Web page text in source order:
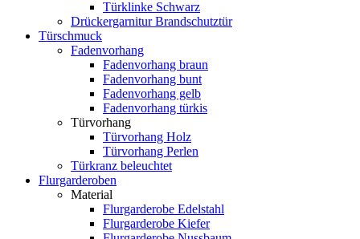
Türklinke Schwarz
Drückergarnitur Brandschutztür
Türschmuck
Fadenvorhang
Fadenvorhang braun
Fadenvorhang bunt
Fadenvorhang gelb
Fadenvorhang türkis
Türvorhang
Türvorhang Holz
Türvorhang Perlen
Türkranz beleuchtet
Flurgarderoben
Material
Flurgarderobe Edelstahl
Flurgarderobe Kiefer